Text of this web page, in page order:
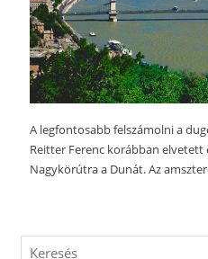
A legfontosabb felszámolni a
Reitter Ferenc korábban
Nagykörútra a Dunát. Az